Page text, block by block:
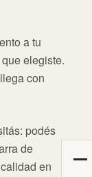
a tu
elegiste.
con
podés
de
en